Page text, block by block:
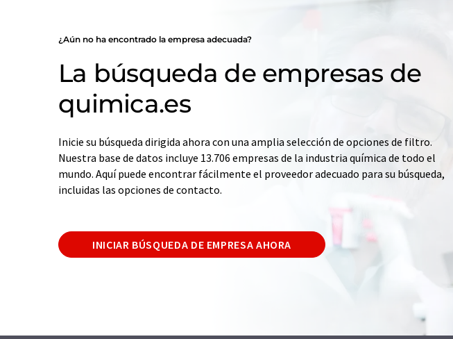
¿Aún no ha encontrado la empresa adecuada?
La búsqueda de empresas de
quimica.es
Inicie su búsqueda dirigida ahora con una amplia selección de opciones de filtro.
Nuestra base de datos incluye 13.706 empresas de la industria química de todo el
mundo. Aquí puede encontrar fácilmente el proveedor adecuado para su búsqueda,
incluidas las opciones de contacto.
INICIAR BÚSQUEDA DE EMPRESA AHORA